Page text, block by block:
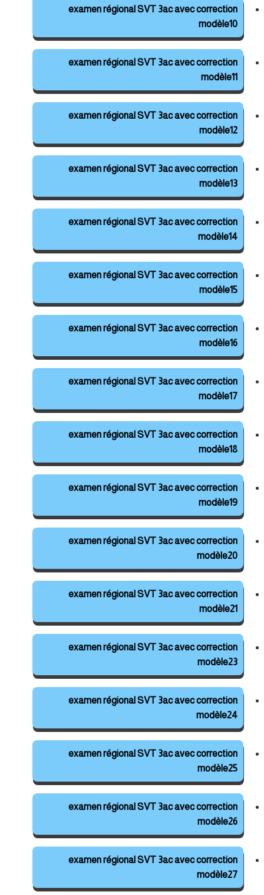
examen régional SVT 3ac avec correction
modèle10
examen régional SVT 3ac avec correction
modèle11
examen régional SVT 3ac avec correction
modèle12
examen régional SVT 3ac avec correction
modèle13
examen régional SVT 3ac avec correction
modèle14
examen régional SVT 3ac avec correction
modèle15
examen régional SVT 3ac avec correction
modèle16
examen régional SVT 3ac avec correction
modèle17
examen régional SVT 3ac avec correction
modèle18
examen régional SVT 3ac avec correction
modèle19
examen régional SVT 3ac avec correction
modèle20
examen régional SVT 3ac avec correction
modèle21
examen régional SVT 3ac avec correction
modèle23
examen régional SVT 3ac avec correction
modèle24
examen régional SVT 3ac avec correction
modèle25
examen régional SVT 3ac avec correction
modèle26
examen régional SVT 3ac avec correction
modèle27